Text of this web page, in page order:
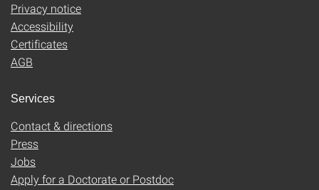
Privacy notice
Accessibility
Certificates
AGB
Services
Contact & directions
Press
Jobs
Apply for a Doctorate or Postdoc